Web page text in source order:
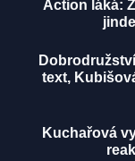
Action láká:
text,
Kuchařová